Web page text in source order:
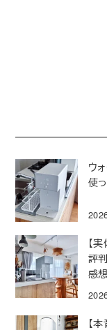
ウ
使
【
評
感想
【